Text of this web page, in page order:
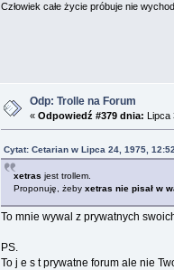
Człowiek całe życie próbuje nie
Odp: Trolle na Forum
« Odpowiedź #379 dnia: Lipca
Cytat: Cetarian w Lipca 24, 1975,
xetras jest trollem.
Proponuję, żeby xetras nie pisał w
To mnie wywal z prywatnych
PS.
To j e s t prywatne forum ale nie